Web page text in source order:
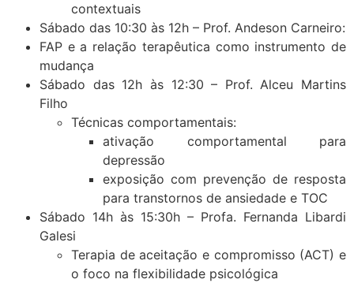
contextuais
Sábado das 10:30 às 12h – Prof. Andeson Carneiro:
FAP e a relação terapêutica como instrumento de
mudança
Sábado das 12h às 12:30 – Prof. Alceu Martins
Filho
Técnicas comportamentais:
ativação comportamental para
depressão
exposição com prevenção de resposta
para transtornos de ansiedade e TOC
Sábado 14h às 15:30h – Profa. Fernanda Libardi
Galesi
Terapia de aceitação e compromisso (ACT) e
o foco na flexibilidade psicológica